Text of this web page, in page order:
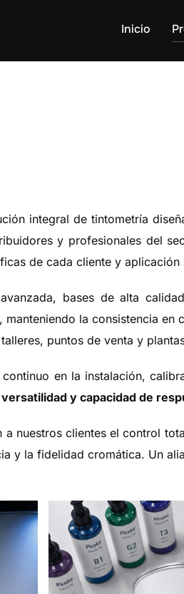
Inicio
integral de tintometría
y profesionales del
de cada cliente y
bases de alta
la consistencia
puntos de venta y
en la instalación,
y capacidad de
nuestros clientes el control
y la fidelidad cromática. Un